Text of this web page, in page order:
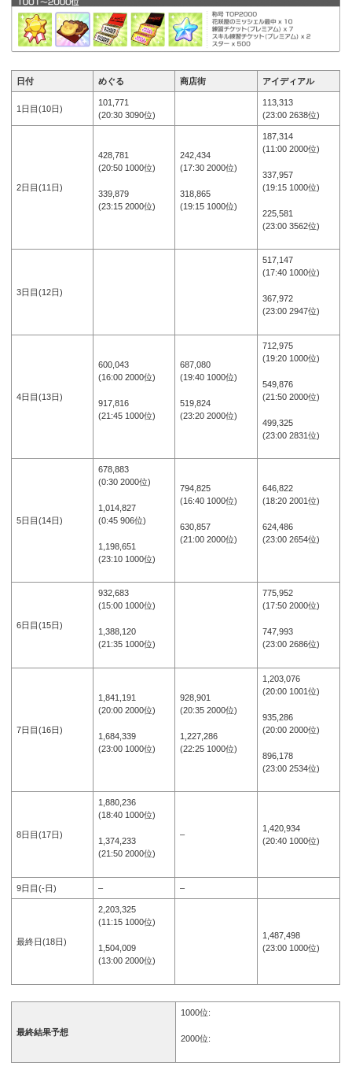
日付 めぐる 商店街 アイディアル
1日目(10日)
101,771
(20:30 3090位)
113,313
(23:00 2638位)
2日目(11日)
428,781
(20:50 1000位)
339,879
(23:15 2000位)
242,434
(17:30 2000位)
318,865
(19:15 1000位)
187,314
(11:00 2000位)
337,957
(19:15 1000位)
225,581
(23:00 3562位)
3日目(12日)
517,147
(17:40 1000位)
367,972
(23:00 2947位)
4日目(13日)
600,043
(16:00 2000位)
917,816
(21:45 1000位)
687,080
(19:40 1000位)
519,824
(23:20 2000位)
712,975
(19:20 1000位)
549,876
(21:50 2000位)
499,325
(23:00 2831位)
5日目(14日)
678,883
(0:30 2000位)
1,014,827
(0:45 906位)
1,198,651
(23:10 1000位)
794,825
(16:40 1000位)
630,857
(21:00 2000位)
646,822
(18:20 2001位)
624,486
(23:00 2654位)
6日目(15日)
932,683
(15:00 1000位)
1,388,120
(21:35 1000位)
775,952
(17:50 2000位)
747,993
(23:00 2686位)
7日目(16日)
1,841,191
(20:00 2000位)
1,684,339
(23:00 1000位)
928,901
(20:35 2000位)
1,227,286
(22:25 1000位)
1,203,076
(20:00 1001位)
935,286
(20:00 2000位)
896,178
(23:00 2534位)
8日目(17日)
1,880,236
(18:40 1000位)
1,374,233
(21:50 2000位)
–
1,420,934
(20:40 1000位)
9日目(-日) – –
最終日(18日)
2,203,325
(11:15 1000位)
1,504,009
(13:00 2000位)
1,487,498
(23:00 1000位)
最終結果予想
1000位:
2000位: